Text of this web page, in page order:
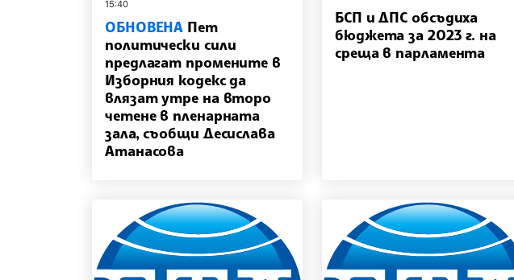
15:40
ОБНОВЕНА Пет
политически сили
предлагат промените в
Изборния кодекс да
влязат утре на второ
четене в пленарната
зала, съобщи Десислава
Атанасова
БСП и ДПС обсъдиха
бюджета за 2023 г. на
среща в парламента